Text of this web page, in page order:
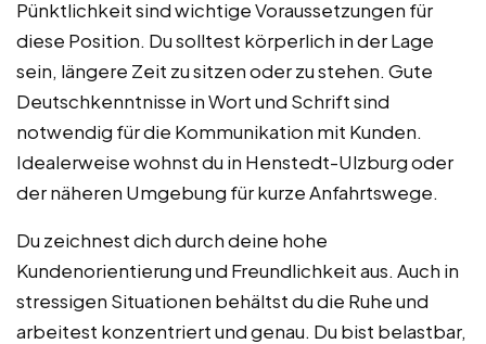
Pünktlichkeit sind wichtige Voraussetzungen für
diese Position. Du solltest körperlich in der Lage
sein, längere Zeit zu sitzen oder zu stehen. Gute
Deutschkenntnisse in Wort und Schrift sind
notwendig für die Kommunikation mit Kunden.
Idealerweise wohnst du in Henstedt-Ulzburg oder
der näheren Umgebung für kurze Anfahrtswege.
Du zeichnest dich durch deine hohe
Kundenorientierung und Freundlichkeit aus. Auch in
stressigen Situationen behältst du die Ruhe und
arbeitest konzentriert und genau. Du bist belastbar,